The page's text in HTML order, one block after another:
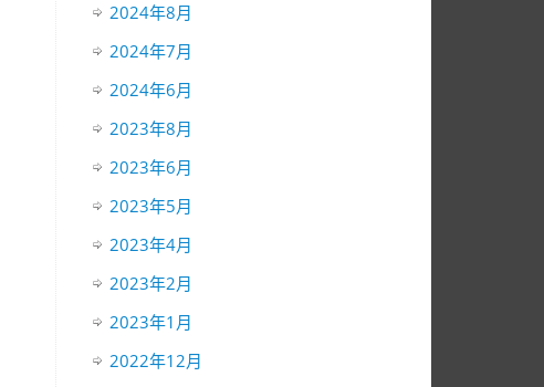
2024年8月
2024年7月
2024年6月
2023年8月
2023年6月
2023年5月
2023年4月
2023年2月
2023年1月
2022年12月